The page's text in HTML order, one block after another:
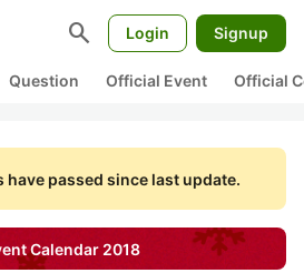
search Login Signup
Question Official Event Official
have passed since last update.
Calendar 2018